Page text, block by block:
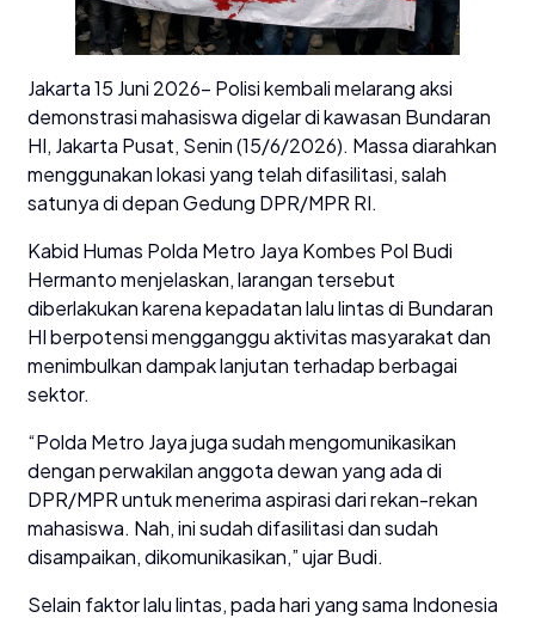
Jakarta 15 Juni 2026- Polisi kembali melarang aksi
demonstrasi mahasiswa digelar di kawasan Bundaran
HI, Jakarta Pusat, Senin (15/6/2026). Massa diarahkan
menggunakan lokasi yang telah difasilitasi, salah
satunya di depan Gedung DPR/MPR RI.
Kabid Humas Polda Metro Jaya Kombes Pol Budi
Hermanto menjelaskan, larangan tersebut
diberlakukan karena kepadatan lalu lintas di Bundaran
HI berpotensi mengganggu aktivitas masyarakat dan
menimbulkan dampak lanjutan terhadap berbagai
sektor.
“Polda Metro Jaya juga sudah mengomunikasikan
dengan perwakilan anggota dewan yang ada di
DPR/MPR untuk menerima aspirasi dari rekan-rekan
mahasiswa. Nah, ini sudah difasilitasi dan sudah
disampaikan, dikomunikasikan,” ujar Budi.
Selain faktor lalu lintas, pada hari yang sama Indonesia